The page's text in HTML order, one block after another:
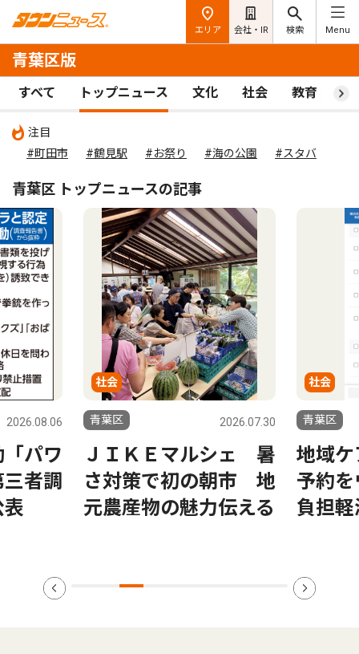
エリア 会社・IR 検索 Menu
青葉区版
すべて トップニュース 文化 社会 教育 ス
注目
#町田市
#鶴見駅 #お祭り #海の公園 #スタバ
青葉区 トップニュースの記事
2026.07.30
ェ 暑
市 地
える
社会
青葉区 2026.07.30
地域ケアプラザ 貸室
予約をウェブで 市、
負担軽減へ順次移行
文化
青葉区
国際
震工
月か